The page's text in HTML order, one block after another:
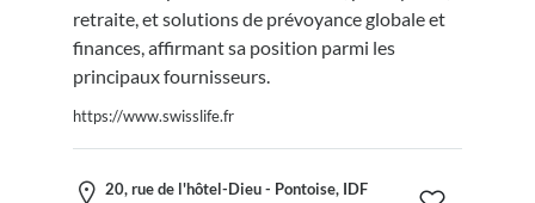
retraite, et solutions de prévoyance globale et
finances, affirmant sa position parmi les
principaux fournisseurs.
https://www.swisslife.fr
20, rue de l'hôtel-Dieu - Pontoise, IDF